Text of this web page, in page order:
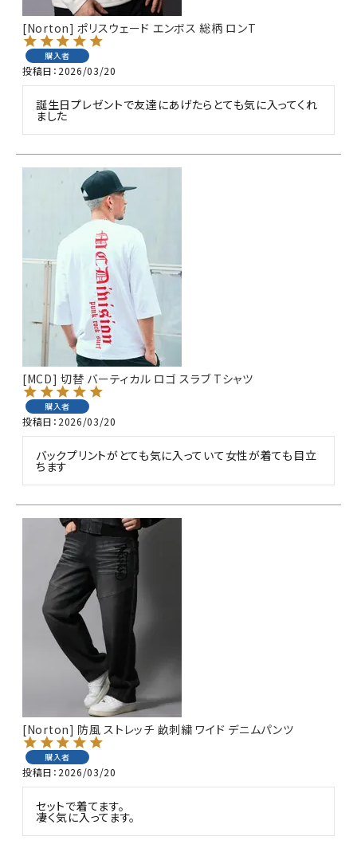
[Norton] ポリスウェード エンボス 総柄 ロンT
購入者
投稿日 2026/03/20
誕生日プレゼントで友達にあげたらとても気に入ってくれ
ました
[MCD] 切替 バーティカル ロゴ スラブ Tシャツ
購入者
投稿日 2026/03/20
バックプリントがとても気に入っていて女性が着ても目立
ちます
[Norton] 防風 ストレッチ 畝刺繍 ワイド デニムパンツ
購入者
投稿日 2026/03/20
セットで着てます。
凄く気に入ってます。